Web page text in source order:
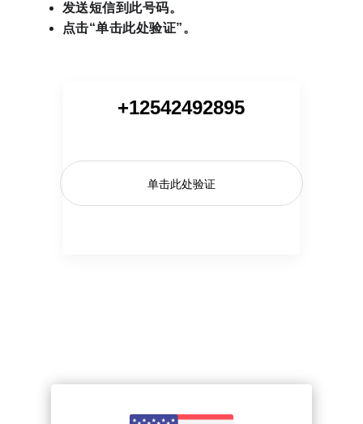
发送短信到此号码。
点击“单击此处验证”。
+12542492895
单击此处验证